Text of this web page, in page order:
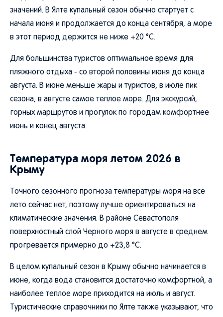
значений. В Ялте купальный сезон обычно стартует с
начала июня и продолжается до конца сентября, а море
в этот период держится не ниже +20 °C.
Для большинства туристов оптимальное время для
пляжного отдыха - со второй половины июня до конца
августа. В июне меньше жары и туристов, в июле пик
сезона, в августе самое теплое море. Для экскурсий,
горных маршрутов и прогулок по городам комфортнее
июнь и конец августа.
Температура моря летом 2026 в
Крыму
Точного сезонного прогноза температуры моря на все
лето сейчас нет, поэтому лучше ориентироваться на
климатические значения. В районе Севастополя
поверхностный слой Черного моря в августе в среднем
прогревается примерно до +23,8 °C.
В целом купальный сезон в Крыму обычно начинается в
июне, когда вода становится достаточно комфортной, а
наиболее теплое море приходится на июль и август.
Туристические справочники по Ялте также указывают, что